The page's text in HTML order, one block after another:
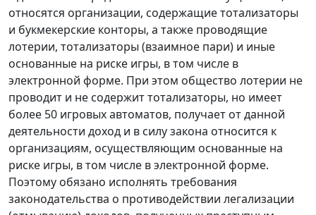
относятся организации, содержащие тотализаторы
и букмекерские конторы, а также проводящие
лотерии, тотализаторы (взаимное пари) и иные
основанные на риске игры, в том числе в
электронной форме. При этом общество лотерии не
проводит и не содержит тотализаторы, но имеет
более 50 игровых автоматов, получает от данной
деятельности доход и в силу закона относится к
организациям, осуществляющим основанные на
риске игры, в том числе в электронной форме.
Поэтому обязано исполнять требования
законодательства о противодействии легализации